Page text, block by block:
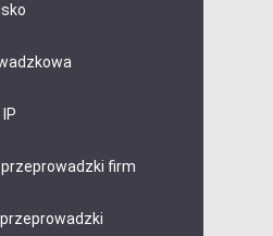
firm